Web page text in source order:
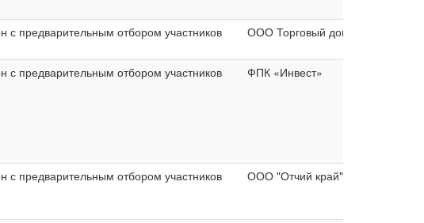
с предварительным отбором участников ООО Торговый дом «Барс»
с предварительным отбором участников ФПК «Инвест»
с предварительным отбором участников ООО "Отчий край"